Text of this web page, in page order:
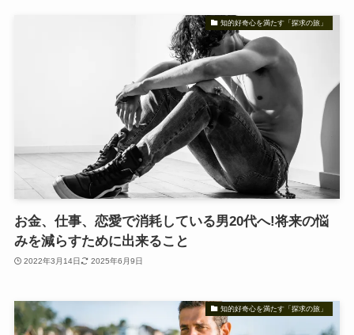
知的好奇心を満たす「探求の旅」
お金、仕事、恋愛で消耗している男20代へ!将来の悩
みを減らすために出来ること
2022年3月14日 2025年6月9日
知的好奇心を満たす「探求の旅」